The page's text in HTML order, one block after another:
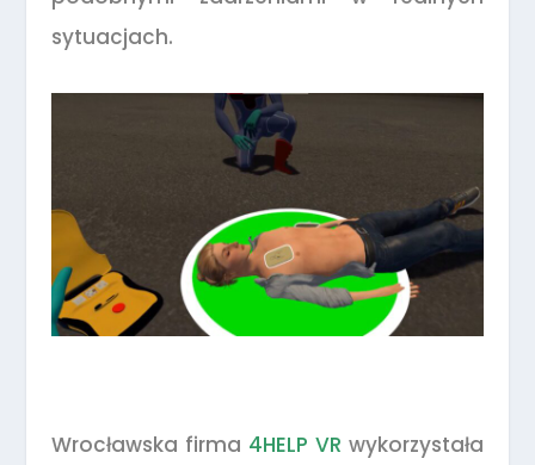
sytuacjach.
Wrocławska firma 4HELP VR wykorzystała